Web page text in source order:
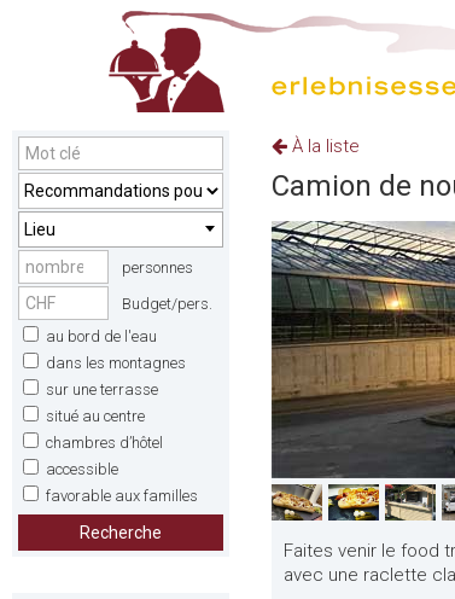
Lieu
personnes
Budget/pers.
au bord de l'eau
dans les montagnes
sur une terrasse
situé au centre
chambres d’hôtel
accessible
favorable aux familles
Recherche
À la liste
Camion de
Faites venir le food
avec une raclette